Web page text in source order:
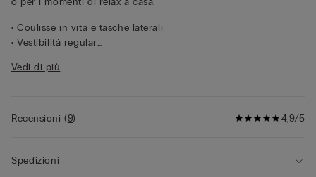
• Coulisse in vita e tasche laterali
• Vestibilità regular
Vedi di più
4,9/5
Recensioni(9)
Spedizioni